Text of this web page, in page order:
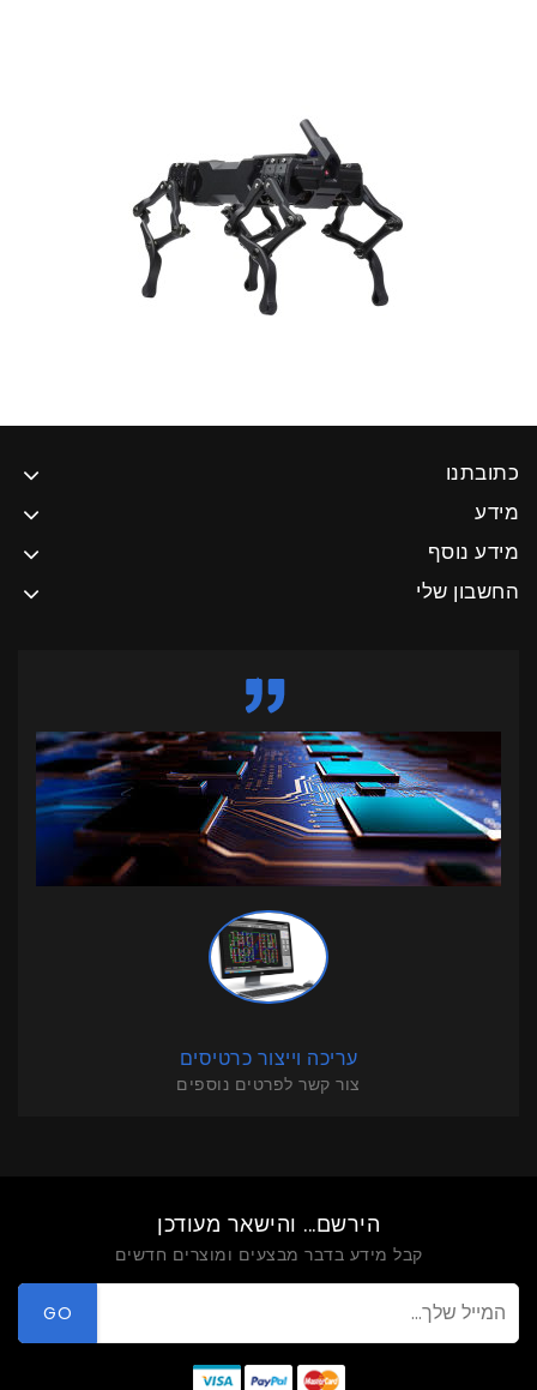
כתובתנו
מידע
מידע נוסף
החשבון שלי
עריכה וייצור כרטיסים
צור קשר לפרטים נוספים
הירשם... והישאר מעודכן
קבל מידע בדבר מבצעים ומוצרים חדשים
GO